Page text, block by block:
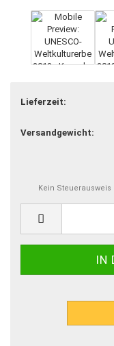
Lieferzeit:
Versandgewicht:
Kein Steuerausweis